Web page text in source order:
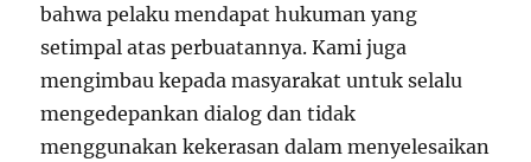
bahwa pelaku mendapat hukuman yang
setimpal atas perbuatannya. Kami juga
mengimbau kepada masyarakat untuk selalu
mengedepankan dialog dan tidak
menggunakan kekerasan dalam menyelesaikan